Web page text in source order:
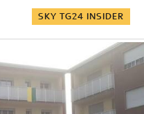
SKY TG24 INSIDER